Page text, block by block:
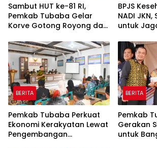
Sambut HUT ke-81 RI,
Pemkab Tubaba Gelar
Korve Gotong Royong dan
BPJS
NADI
untuk
BERITA
Pemkab Tubaba Perkuat
Ekonomi Kerakyatan Lewat
Pengembangan
BERITA
Pemkab
Gerakan
untuk